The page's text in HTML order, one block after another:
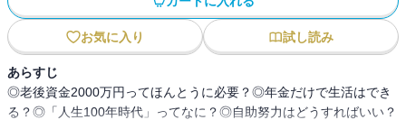
お気に入り 試し読み
あらすじ
◎老後資金2000万円ってほんとうに必要？◎年金だけで生活はでき
る？◎「人生100年時代」ってなに？◎自助努力はどうすればいい？